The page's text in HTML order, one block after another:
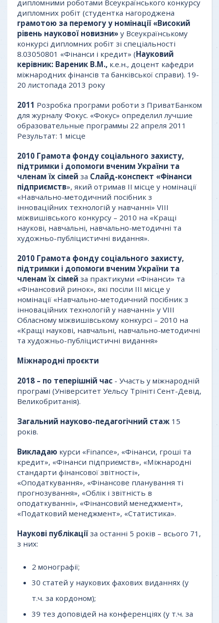
дипломними роботами Всеукраїнського конкурсу
дипломних робіт (студентка нагороджена
грамотою за перемогу у номінації «Високий
рівень наукової новизни» у Всеукраїнському
конкурсі дипломних робіт зі спеціальності
8.03050801 «Фінанси і кредит» (Науковий
керівник: Вареник В.М., к.е.н., доцент кафедри
міжнародних фінансів та банківської справи). 19-
20 листопада 2013 року
2011 Розробка програми роботи з ПриватБанком
для журналу Фокус. «Фокус» определил лучшие
образовательные программы 22 апреля 2011
Результат: 1 місце
2010 Грамота фонду соціального захисту,
підтримки і допомоги вченим України та
членам їх сімей за Слайд-конспект «Фінанси
підприємств», який отримав II місце у номінації
«Навчально-методичний посібник з
інноваційних технологій у навчанні» VIII
міжвишівського конкурсу – 2010 на «Кращі
наукові, навчальні, навчально-методичні та
художньо-публіцистичні видання».
2010 Грамота фонду соціального захисту,
підтримки і допомоги вченим України та
членам їх сімей за практикуми «Фінанси» та
«Фінансовий ринок», які посіли III місце у
номінації «Навчально-методичний посібник з
інноваційних технологій у навчанні» у VIII
Обласному міжвишівському конкурсі – 2010 на
«Кращі наукові, навчальні, навчально-методичні
та художньо-публіцистичні видання»
Міжнародні проєкти
2018 – по теперішній час - Участь у міжнародній
програмі (Університет Уельсу Трініті Сент-Девід,
Великобританія).
Загальний науково-педагогічний стаж 15
років.
Викладаю курси «Finance», «Фінанси, гроші та
кредит», «Фінанси підприємств», «Міжнародні
стандарти фінансової звітності»,
«Оподаткування», «Фінансове планування ті
прогнозування», «Облік і звітність в
оподаткуванні», «Фінансовий менеджмент»,
«Податковий менеджмент», «Статистика».
Наукові публікаціїза останні 5 років – всього 71,
з них:
2 монографії;
30 статей у наукових фахових виданнях (у
т.ч. за кордоном);
39 тез доповідей на конференціях (у т.ч. за